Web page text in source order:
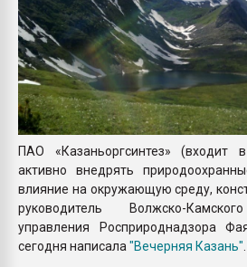
ПАО «Казаньоргсинтез»
активно внедрять
влияние на окружающую среду,
руководитель Волжско-
управления Росприроднадзора
сегодня написала"Вечерняя Казань".